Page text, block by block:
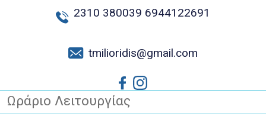
2310 380039 6944122691
tmilioridis@gmail.com
Ωράριο Λειτουργίας